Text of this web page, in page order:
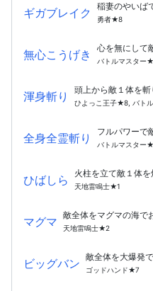
ギガブレイク 稲妻のやいば
勇者★8
無心こうげき 心を無にして
バトルマスター
渾身斬り 頭上から敵１体を
ひよっこ王子★8, バト
全身全霊斬り フルパワーで
バトルマスター
ひばしら 火柱を立て敵１体
天地雷鳴士★1
マグマ 敵全体をマグマの海で
天地雷鳴士★2
ビッグバン ゴッドハンド★7